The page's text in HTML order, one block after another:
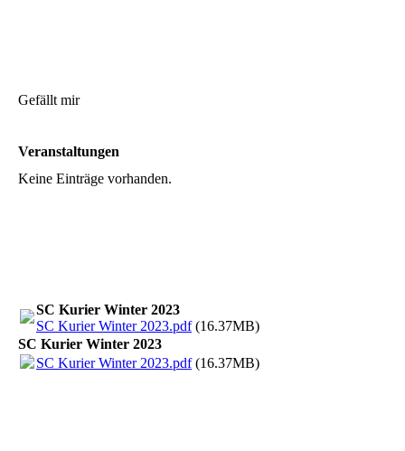
Gefällt mir
Veranstaltungen
Keine Einträge vorhanden.
SC Kurier Winter 2023
SC Kurier Winter 2023.pdf(16.37MB)
SC Kurier Winter 2023
SC Kurier Winter 2023.pdf(16.37MB)